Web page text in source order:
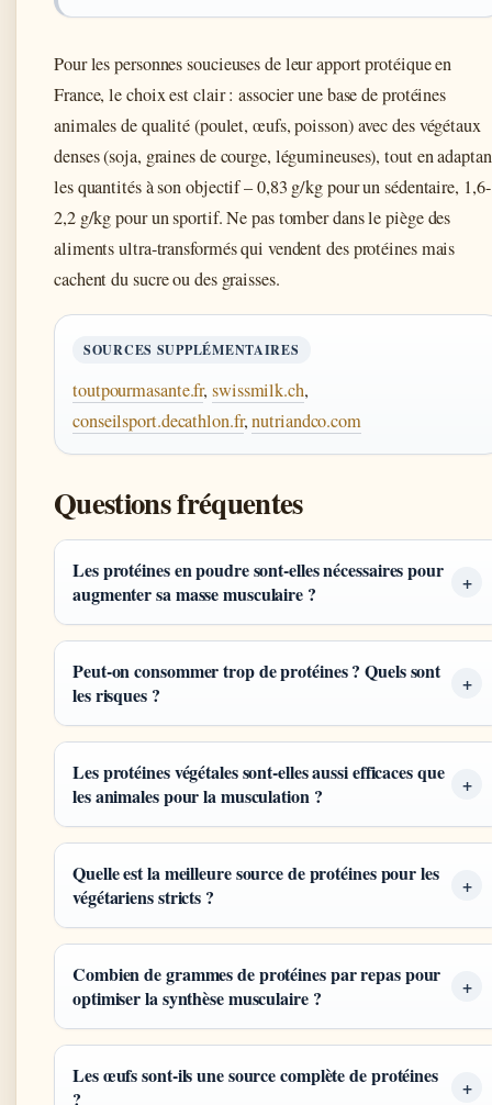
Pour les personnes soucieuses de leur apport protéique en
France, le choix est clair : associer une base de protéines
animales de qualité (poulet, œufs, poisson) avec des végétaux
denses (soja, graines de courge, légumineuses), tout en
les quantités à son objectif – 0,83 g/kg pour un sédentaire, 1,6-
2,2 g/kg pour un sportif. Ne pas tomber dans le piège des
aliments ultra-transformés qui vendent des protéines mais
cachent du sucre ou des graisses.
SOURCES SUPPLÉMENTAIRES
toutpourmasante.fr,swissmilk.ch,
conseilsport.decathlon.fr,nutriandco.com
Questions fréquentes
Les protéines en poudre sont-elles nécessaires pour
augmenter sa masse musculaire ?
Peut-on consommer trop de protéines ? Quels sont
les risques ?
Les protéines végétales sont-elles aussi efficaces que
les animales pour la musculation ?
Quelle est la meilleure source de protéines pour les
végétariens stricts ?
Combien de grammes de protéines par repas pour
optimiser la synthèse musculaire ?
Les œufs sont-ils une source complète de protéines
?